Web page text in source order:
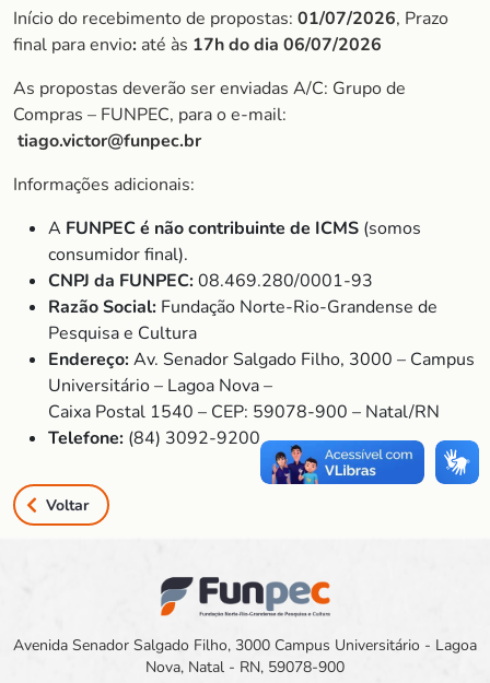
Início do recebimento de propostas: 01/07/2026, Prazo
final para envio: até às 17h do dia 06/07/2026
As propostas deverão ser enviadas A/C: Grupo de
Compras – FUNPEC, para o e-mail:
tiago.victor@funpec.br
Informações adicionais:
A FUNPEC é não contribuinte de ICMS (somos
consumidor final).
CNPJ da FUNPEC:08.469.280/0001-93
Razão Social: Fundação Norte-Rio-Grandense de
Pesquisa e Cultura
Endereço:Av. Senador Salgado Filho, 3000 – Campus
Universitário – Lagoa Nova –
Caixa Postal 1540 – CEP: 59078-900 – Natal/RN
Telefone: (84) 3092-9200
Voltar
Avenida Senador Salgado Filho, 3000 Campus Universitário - Lagoa
Nova, Natal - RN, 59078-900